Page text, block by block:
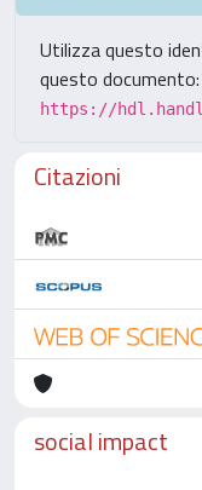
Utilizza questo
questo documento:
https://
Citazioni
social impact